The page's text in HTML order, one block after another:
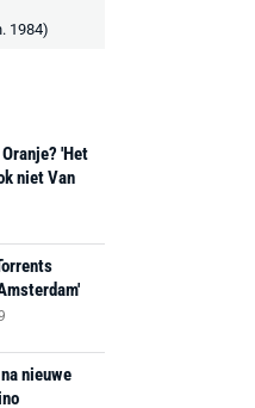
Elite Firm
€ 130,00
1984)
'Het
niet Van
nieuwe